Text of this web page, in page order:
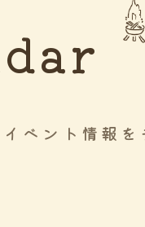
ベント情報を